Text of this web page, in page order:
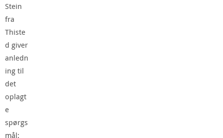
Stein
fra
Thiste
d giver
anledn
ing til
det
oplagt
e
spørgs
mål: